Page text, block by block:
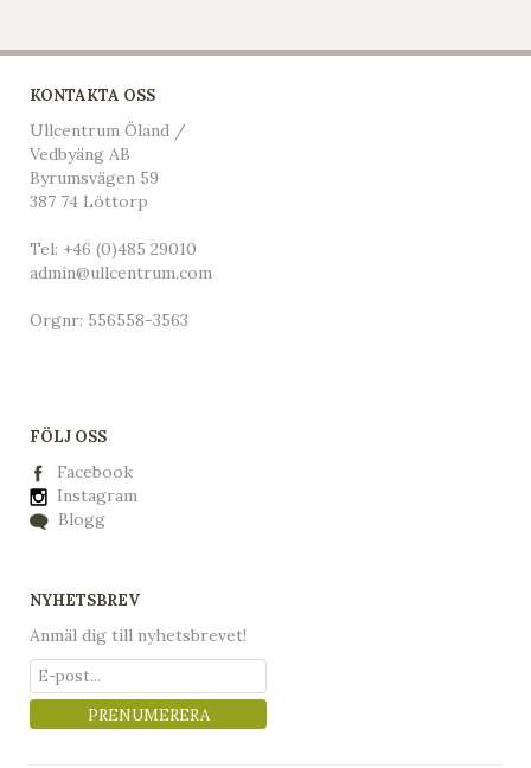
KONTAKTA OSS
Ullcentrum Öland /
Vedbyäng AB
Byrumsvägen 59
387 74 Löttorp
Tel: +46 (0)485 29010
admin@ullcentrum.com
Orgnr: 556558-3563
FÖLJ OSS
Facebook
Instagram
Blogg
NYHETSBREV
Anmäl dig till nyhetsbrevet!
PRENUMERERA